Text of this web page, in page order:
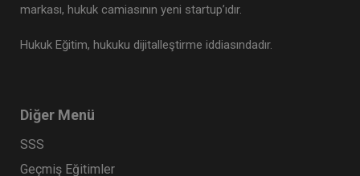
markası, hukuk camiasının yeni startup’ıdır.
Hukuk Eğitim, hukuku dijitalleştirme iddiasındadır.
Diğer Menü
SSS
Geçmiş Eğitimler